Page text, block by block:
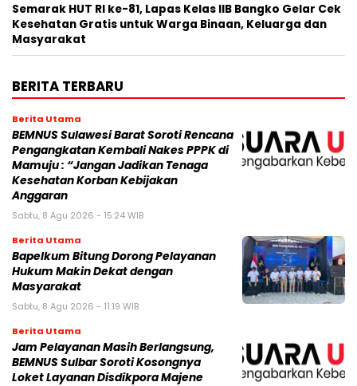
Semarak HUT RI ke-81, Lapas Kelas IIB Bangko Gelar Cek
Kesehatan Gratis untuk Warga Binaan, Keluarga dan
Masyarakat
BERITA TERBARU
Berita Utama
BEMNUS Sulawesi Barat Soroti Rencana
Pengangkatan Kembali Nakes PPPK di
Mamuju : “Jangan Jadikan Tenaga
Kesehatan Korban Kebijakan
Anggaran
Sabtu, 8 Agu 2026 - 15:24 WIB
Berita Utama
Bapelkum Bitung Dorong Pelayanan
Hukum Makin Dekat dengan
Masyarakat
Sabtu, 8 Agu 2026 - 11:19 WIB
Berita Utama
Jam Pelayanan Masih Berlangsung,
BEMNUS Sulbar Soroti Kosongnya
Loket Layanan Disdikpora Majene